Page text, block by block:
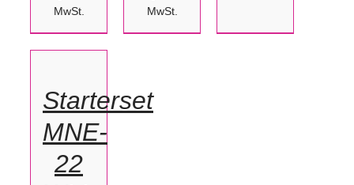
MwSt.
MwSt.
DEN
DETAILS
Starterset
MNE-
22